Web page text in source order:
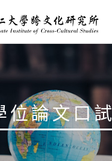
位論文口試